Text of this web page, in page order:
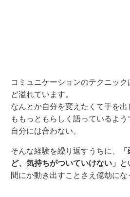
コミュニケーションのテクニッ
ど溢れています。
なんとか自分を変えたくて手を
ももっともらしく語っているよう
自分には合わない。
そんな経験を繰り返すうちに、
ど、気持ちがついていけない」 と
間にか動き出すことさえ億劫にな